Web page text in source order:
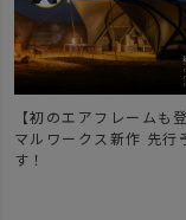
【初のエアフレームも
マルワークス新作 先行
す！